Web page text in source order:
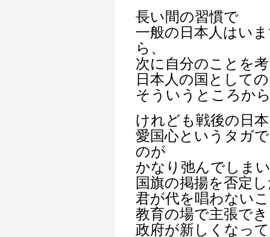
長い間の習慣で
一般の日本人はい
ら、
次に自分のことを
日本人の国として
そういうところか
けれども戦後の日
愛国心というタガ
のが
かなり弛んでしま
国旗の掲揚を否定
君が代を唱わない
教育の場で主張で
政府が新しくなっ